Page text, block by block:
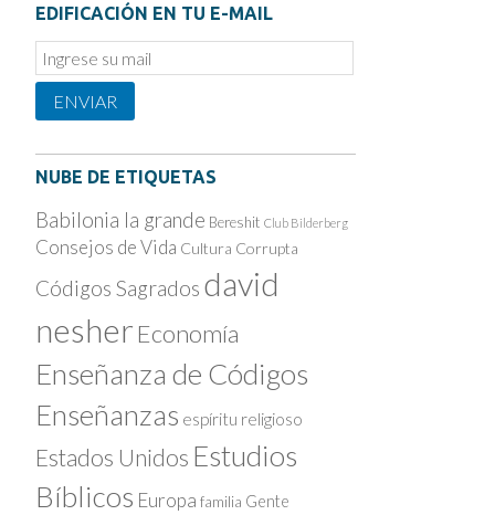
EDIFICACIÓN EN TU E-MAIL
Email
Subscription
ENVIAR
NUBE DE ETIQUETAS
Babilonia la grande Bereshit Club Bilderberg
Consejos de Vida Cultura Corrupta
Códigos Sagrados david
nesher Economía
Enseñanza de Códigos
Enseñanzas espíritu religioso
Estados Unidos Estudios
Bíblicos Europa familia Gente